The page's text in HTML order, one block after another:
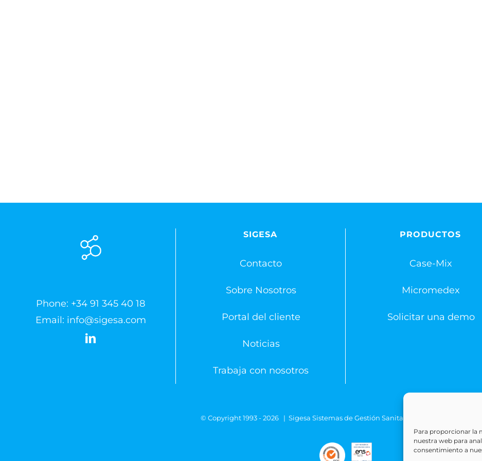
Para proporcionar la
nuestra web para
consentimiento a
Phone: +34 91 345 40 18
Email: info@sigesa.com
SIGESA
Contacto
Sobre Nosotros
Portal del cliente
Noticias
Trabaja con nosotros
PRODUCTOS
Case-Mix
Micromedex
Solicitar una demo
© Copyright 1993 -2026 | Sigesa Sistemas de Gestión Sanitaria | All Rights